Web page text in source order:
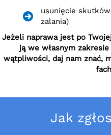
usunięcie
zalania)
Jeżeli naprawa jest po
ją we własnym
wątpliwości, daj nam znać,
Jak